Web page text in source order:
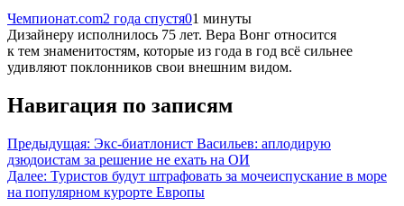
Чемпионат.com2 года спустя01 минуты
Дизайнеру исполнилось 75 лет. Вера Вонг относится
к тем знаменитостям, которые из года в год всё сильнее
удивляют поклонников свои внешним видом.
Навигация по записям
Предыдущая: Экс-биатлонист Васильев: аплодирую
дзюдоистам за решение не ехать на ОИ
Далее: Туристов будут штрафовать за мочеиспускание в море
на популярном курорте Европы